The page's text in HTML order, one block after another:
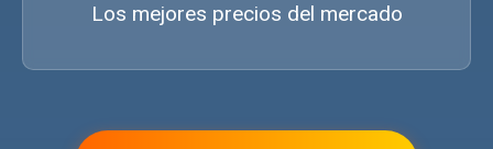
Los mejores precios del mercado